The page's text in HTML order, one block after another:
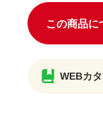
この商品に
WEBカ